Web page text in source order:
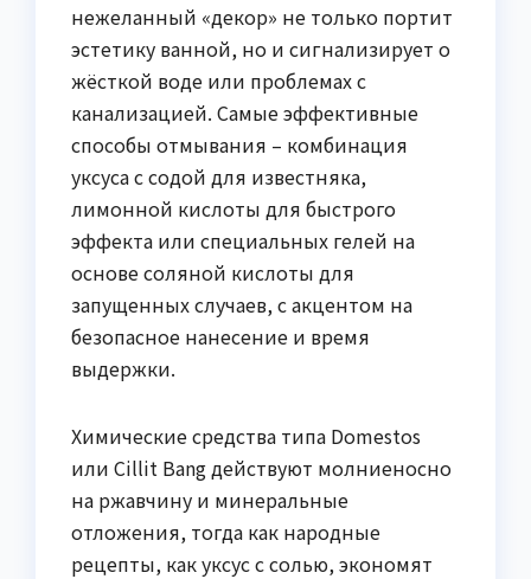
нежеланный «декор» не только портит
эстетику ванной, но и сигнализирует о
жёсткой воде или проблемах с
канализацией. Самые эффективные
способы отмывания – комбинация
уксуса с содой для известняка,
лимонной кислоты для быстрого
эффекта или специальных гелей на
основе соляной кислоты для
запущенных случаев, с акцентом на
безопасное нанесение и время
выдержки.
Химические средства типа Domestos
или Cillit Bang действуют молниеносно
на ржавчину и минеральные
отложения, тогда как народные
рецепты, как уксус с солью, экономят